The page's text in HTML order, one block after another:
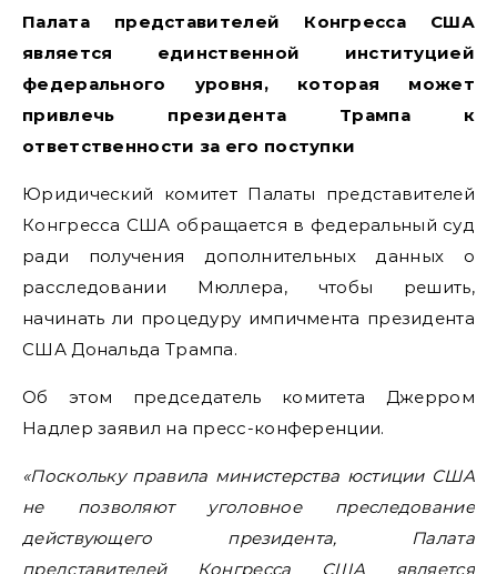
Палата представителей Конгресса США
является единственной институцией
федерального уровня, которая может
привлечь президента Трампа к
ответственности за его поступки
Юридический комитет Палаты представителей
Конгресса США обращается в федеральный суд
ради получения дополнительных данных о
расследовании Мюллера, чтобы решить,
начинать ли процедуру импичмента президента
США Дональда Трампа.
Об этом председатель комитета Джерром
Надлер заявил на пресс-конференции.
«Поскольку правила министерства юстиции США
не позволяют уголовное преследование
действующего президента, Палата
представителей Конгресса США является